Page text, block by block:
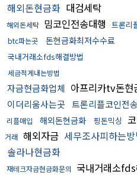
해외돈현금화 대검세탁
해외돈세탁 밈코인전송대행 트론리
btc파는곳 돈현금화최저수수료
국내거래소fds해결방법
세금적게내는방법
자금현금화업체 아프리카tv돈현
이더리움사는곳 트론리플코인전송
리플매입 해외돈현금화 핑돈믹싱
거래 해외자금 세무조사피하는방
솔라나현금화
재테크자금현금화문의 국내거래소